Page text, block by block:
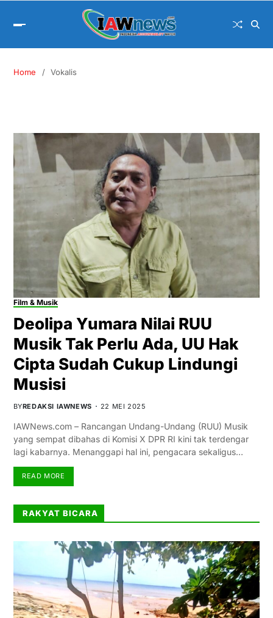
Home Vokalis
Film & Musik
Deolipa Yumara Nilai RUU
Musik Tak Perlu Ada, UU Hak
Cipta Sudah Cukup Lindungi
Musisi
BYREDAKSI IAWNEWS 22 MEI 2025
IAWNews.com – Rancangan Undang-Undang (RUU) Musik
yang sempat dibahas di Komisi X DPR RI kini tak terdengar
lagi kabarnya. Menanggapi hal ini, pengacara sekaligus…
READ MORE
RAKYAT BICARA